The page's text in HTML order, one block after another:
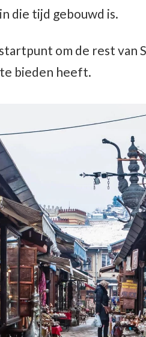
die tijd gebouwd is.
om de rest van
bieden heeft.